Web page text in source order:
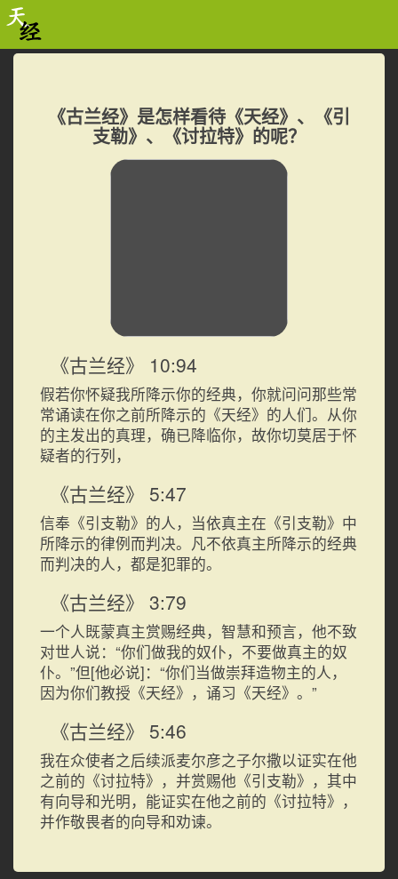
《古兰经》是怎样看待《天经》、《引
支勒》、《讨拉特》的呢？
《古兰经》 10:94
假若你怀疑我所降示你的经典，你就问问那些常
常诵读在你之前所降示的《天经》的人们。从你
的主发出的真理，确已降临你，故你切莫居于怀
疑者的行列，
《古兰经》 5:47
信奉《引支勒》的人，当依真主在《引支勒》中
所降示的律例而判决。凡不依真主所降示的经典
而判决的人，都是犯罪的。
《古兰经》 3:79
一个人既蒙真主赏赐经典，智慧和预言，他不致
对世人说：“你们做我的奴仆，不要做真主的奴
仆。”但[他必说]：“你们当做崇拜造物主的人，
因为你们教授《天经》，诵习《天经》。”
《古兰经》 5:46
我在众使者之后续派麦尔彦之子尔撒以证实在他
之前的《讨拉特》，并赏赐他《引支勒》，其中
有向导和光明，能证实在他之前的《讨拉特》，
并作敬畏者的向导和劝谏。